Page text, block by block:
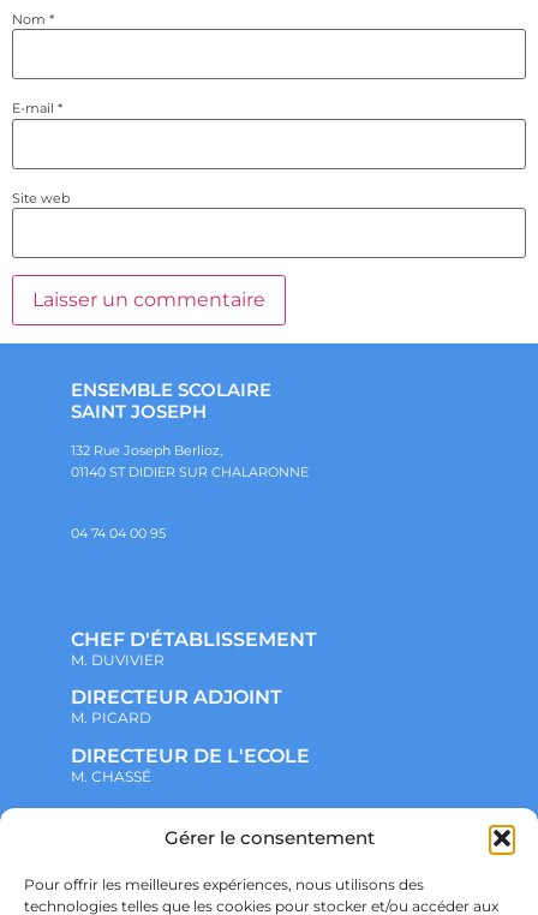
Gérer le consentement
Pour offrir les meilleures expériences, nous utilisons des
technologies telles que les cookies pour stocker et/ou accéder aux
Nom *
E-mail *
Site web
ENSEMBLE SCOLAIRE
SAINT JOSEPH
132 Rue Joseph Berlioz,
01140 ST DIDIER SUR CHALARONNE
04 74 04 00 95
CHEF D'ÉTABLISSEMENT
M. DUVIVIER
DIRECTEUR ADJOINT
M. PICARD
DIRECTEUR DE L'ECOLE
M. CHASSÉ
NOTRE ENSEMBLE SCOLAIRE
ADMINISTRATIF
VIE ASSOCIATIVE